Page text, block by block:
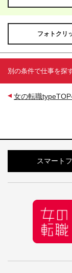
フォトクリ
別の条件で仕事を探
女の転職
スマート